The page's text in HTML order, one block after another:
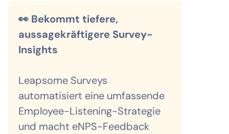
👀 Bekommt tiefere,
aussagekräftigere Survey-
Insights
Leapsome Surveys
automatisiert eine umfassende
Employee-Listening-Strategie
und macht eNPS-Feedback